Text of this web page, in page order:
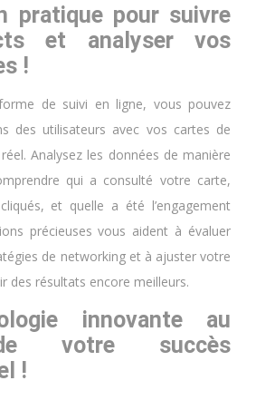
pratique pour suivre
et analyser vos
!
de suivi en ligne, vous pouvez
des utilisateurs avec vos cartes de
Analysez les données de manière
qui a consulté votre carte,
et quelle a été l’engagement
précieuses vous aident à évaluer
de networking et à ajuster votre
des résultats encore meilleurs.
innovante au
votre succès
!